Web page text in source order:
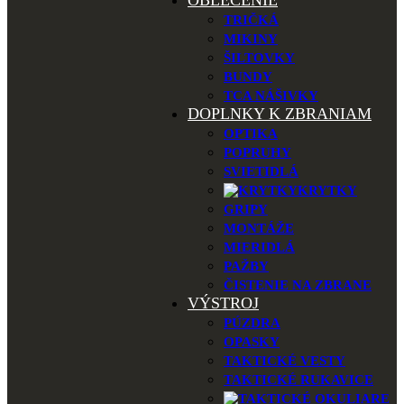
TRIČKÁ
MIKINY
ŠILTOVKY
BUNDY
TCA NÁŠIVKY
DOPLNKY K ZBRANIAM
OPTIKA
POPRUHY
SVIETIDLÁ
KRYTKY
GRIPY
MONTÁŽE
MIERIDLÁ
PAŽBY
ČISTENIE NA ZBRANE
VÝSTROJ
PÚZDRA
OPASKY
TAKTICKÉ VESTY
TAKTICKÉ RUKAVICE